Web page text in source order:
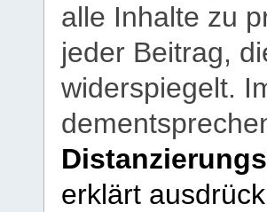
alle Inhalte zu
jeder Beitrag,
widerspiegelt.
erklärt